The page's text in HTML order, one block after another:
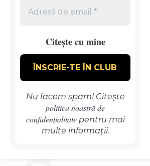
Citește cu mine
Nu facem spam! Citește
politica noastră de
confidențialitatepentru mai
multe informații.